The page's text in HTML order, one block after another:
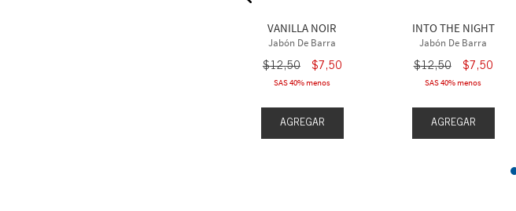
VANILLA NOIR
Jabón De Barra
$12,50 $7,50
SAS 40% menos
AGREGAR
INTO THE NIGHT
Jabón De Barra
$12,50 $7,50
SAS 40% menos
AGREGAR